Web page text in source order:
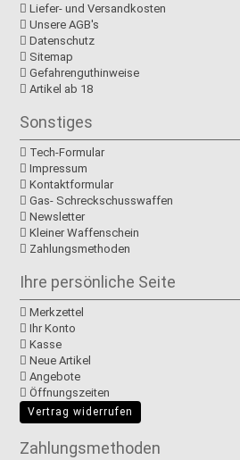
Liefer- und Versandkosten
Unsere AGB's
Datenschutz
Sitemap
Gefahrenguthinweise
Artikel ab 18
Sonstiges
Tech-Formular
Impressum
Kontaktformular
Gas- Schreckschusswaffen
Newsletter
Kleiner Waffenschein
Zahlungsmethoden
Ihre persönliche Seite
Merkzettel
Ihr Konto
Kasse
Neue Artikel
Angebote
Öffnungszeiten
Vertrag widerrufen
Zahlungsmethoden